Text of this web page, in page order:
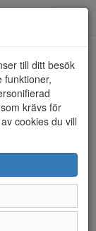
till ditt besök
funktioner,
krävs för
cookies du vill